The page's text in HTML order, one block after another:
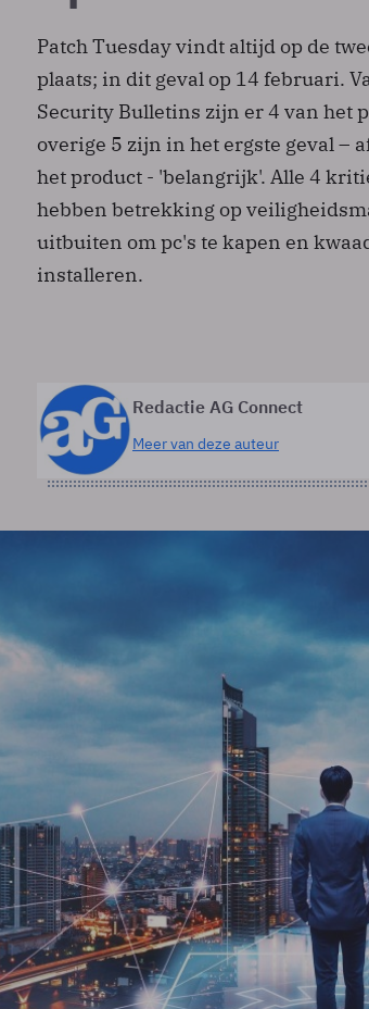
Patch Tuesday vindt altijd op de
plaats; in dit geval op 14 februari.
Security Bulletins zijn er 4 van het
overige 5 zijn in het ergste geval –
het product - 'belangrijk'. Alle 4
hebben betrekking op
uitbuiten om pc's te kapen en
installeren.
Redactie AG Connect
Meer van deze auteur